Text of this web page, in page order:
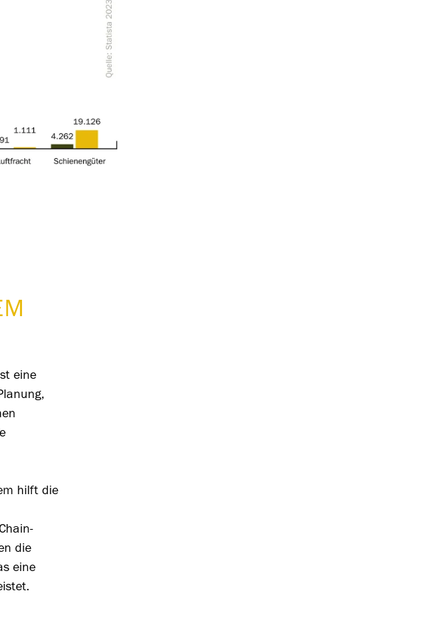
eine
hilft die
die
eine